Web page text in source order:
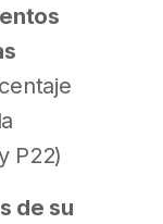
P22)
de su